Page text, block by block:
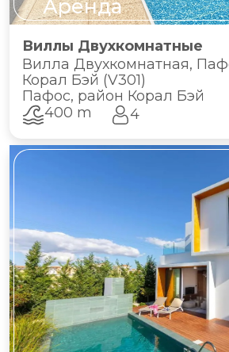
Аренда
Виллы Двухкомнатные
Вилла Двухкомнатная,
Корал Бэй (V301)
Пафос, район Корал Бэй
400 m
4